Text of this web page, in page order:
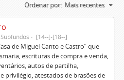
Ordenar por: Mais recentes
Subfundos [14--]-[18--]
de Miguel Canto e Castro” que
escrituras de compra e venda,
autos de partilha,
privilégio, atestados de brasões de